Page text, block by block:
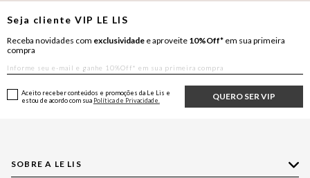
Seja clienteVIP LE LIS
Receba novidades com exclusividade e aproveite 10%Off* em sua primeira
compra
QUERO SER VIP
Aceito receber conteúdos e promoções da Le Lis e
estou de acordo com sua Política de Privacidade.
SOBRE A LE LIS